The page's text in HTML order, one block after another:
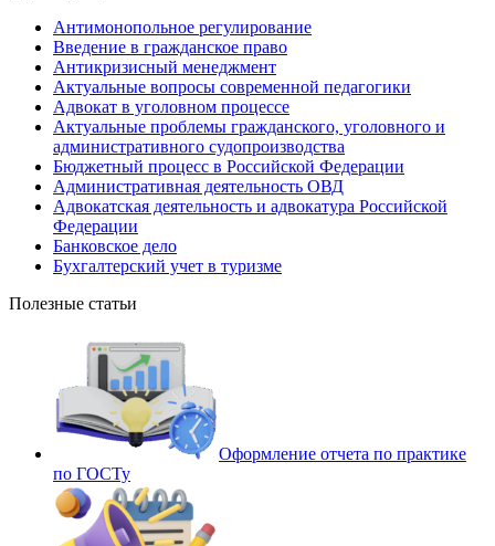
Антимонопольное регулирование
Введение в гражданское право
Антикризисный менеджмент
Актуальные вопросы современной педагогики
Адвокат в уголовном процессе
Актуальные проблемы гражданского, уголовного и
административного судопроизводства
Бюджетный процесс в Российской Федерации
Административная деятельность ОВД
Адвокатская деятельность и адвокатура Российской
Федерации
Банковское дело
Бухгалтерский учет в туризме
Полезные статьи
Оформление отчета по практике
по ГОСТу